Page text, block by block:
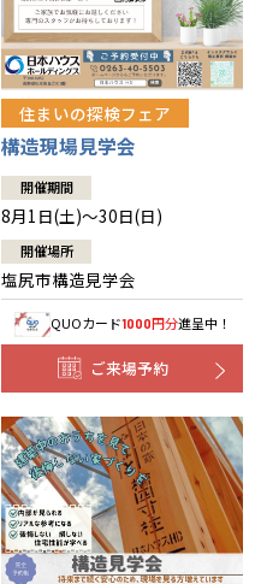
住まいの探検フェア
構造現場見学会
開催期間
8月1日(土)～30日(日)
開催場所
塩尻市構造見学会
QUOカード1000円分進呈中！
ご来場予約